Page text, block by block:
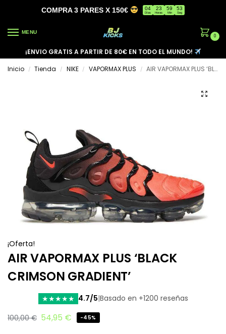
COMPRA 3 PARES X 150€ 04
Días
23
Horas
59
Min
53
Seg
MENU
0
¡ENVIO GRATIS A PARTIR DE 80€ EN TODO EL MUNDO!
Inicio
/ Tienda / NIKE / VAPORMAX PLUS / AIR VAPORMAX PLUS ‘BLACK CRIMSON GRADIENT’
¡Oferta!
AIR VAPORMAX PLUS ‘BLACK
CRIMSON GRADIENT’
★★★★★ 4.7/5|Basado en +1200 reseñas
100,00€ 54,95 € -45%